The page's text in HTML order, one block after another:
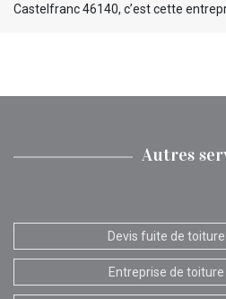
Castelfranc 46140, c’est cette
Autres
Devis fuite de
Entreprise de